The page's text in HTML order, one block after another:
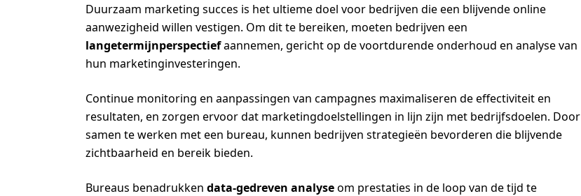
Duurzaam marketing succes is het ultieme doel voor bedrijven die een blijvende online
aanwezigheid willen vestigen. Om dit te bereiken, moeten bedrijven een
langetermijnperspectiefaannemen, gericht op de voortdurende onderhoud en analyse van
hun marketinginvesteringen.
Continue monitoring en aanpassingen van campagnes maximaliseren de effectiviteit en
resultaten, en zorgen ervoor dat marketingdoelstellingen in lijn zijn met bedrijfsdoelen. Door
samen te werken met een bureau, kunnen bedrijven strategieën bevorderen die blijvende
zichtbaarheid en bereik bieden.
Bureaus benadrukken data-gedreven analyseom prestaties in de loop van de tijd te